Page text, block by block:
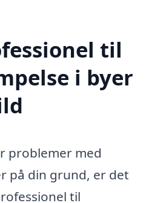
til
i byer
problemer med
på din grund, er det
til